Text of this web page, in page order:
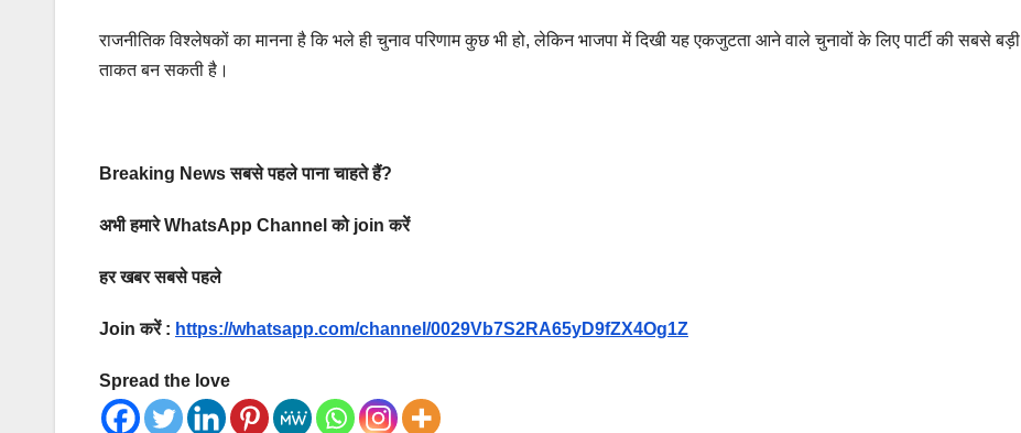
राजनीतिक विश्लेषकों का मानना है कि भले ही चुनाव परिणाम कुछ भी हो, लेकिन भाजपा में दिखी यह एकजुटता आने वाले चुनावों के लिए पार्टी की सबसे बड़ी
ताकत बन सकती है।
Breaking News सबसे पहले पाना चाहते हैं?
अभी हमारे WhatsApp Channel को join करें
हर खबर सबसे पहले
Join करें : https://whatsapp.com/channel/0029Vb7S2RA65yD9fZX4Og1Z
Spread the love